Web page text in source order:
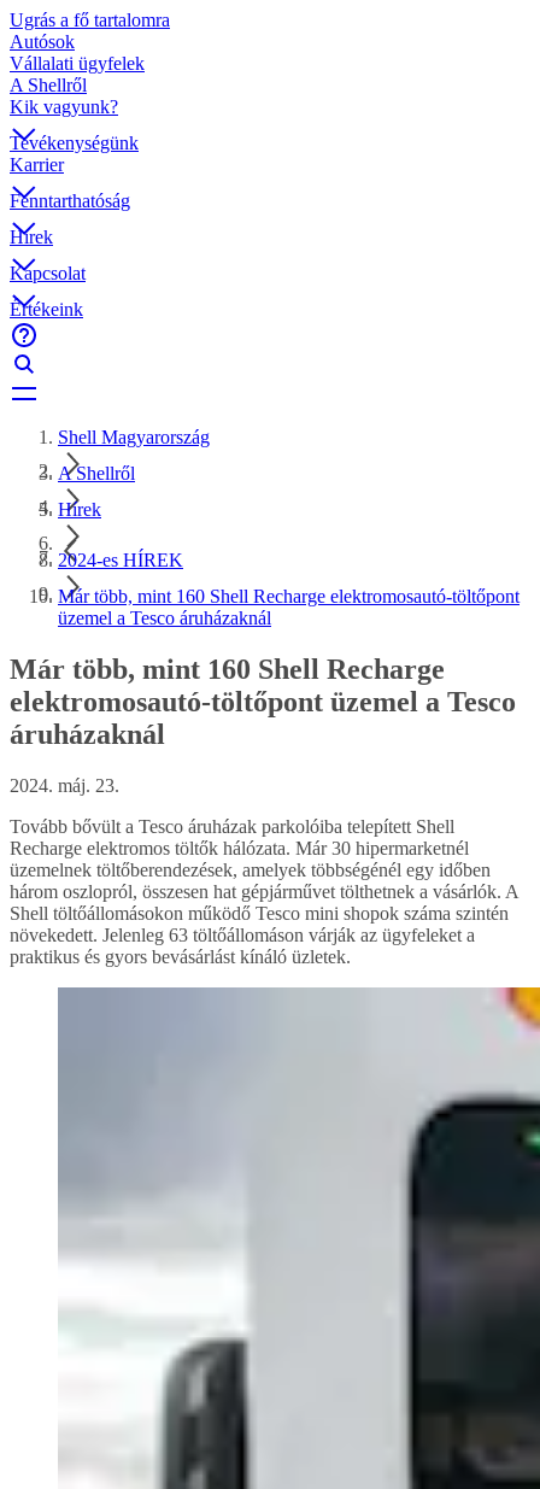
Ugrás a fő tartalomra
Autósok
Vállalati ügyfelek
A Shellről
Kik vagyunk?
Tevékenységünk
Karrier
Fenntarthatóság
Hírek
Kapcsolat
Értékeink
Shell Magyarország
A Shellről
Hírek
2024-es HÍREK
Már több, mint 160 Shell Recharge elektromosautó-töltőpont
üzemel a Tesco áruházaknál
Már több, mint 160 Shell Recharge
elektromosautó-töltőpont üzemel a Tesco
áruházaknál
2024. máj. 23.
Tovább bővült a Tesco áruházak parkolóiba telepített Shell
Recharge elektromos töltők hálózata. Már 30 hipermarketnél
üzemelnek töltőberendezések, amelyek többségénél egy időben
három oszlopról, összesen hat gépjárművet tölthetnek a vásárlók. A
Shell töltőállomásokon működő Tesco mini shopok száma szintén
növekedett. Jelenleg 63 töltőállomáson várják az ügyfeleket a
praktikus és gyors bevásárlást kínáló üzletek.